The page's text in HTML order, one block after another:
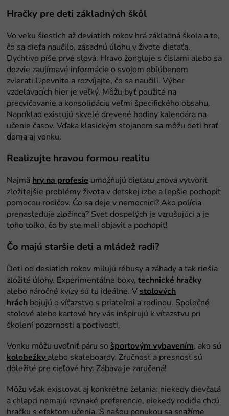
Hračky pre deti základných škôl
Vo veku šiestich až deviatich rokov hrá základná škola a to,
čo sa dieťa naučilo, zásadnú úlohu v živote dieťaťa.
Dychtivo píše prvé slová. Hravo žongluje s číslami alebo sa
dozvie zaujímavé informácie o svojom obľúbenom
zvierati.Upevnite a rozvíjajte, čo sa naučili. Výber
vzdelávacích hier je veľký. Môžu byť použité na
precvičovanie a konsolidáciu veľmi špecifického obsahu.
Napríklad existujú skvelé drevené hodiny kalendára na
učenie časov. Vďaka klasickým stojanom sa môžu deti hrať
doma aj vonku.
Realizujte hravou formou realitu
Najmä hry na profesie umožňujú dieťaťu znova vytvoriť
zložitejšie problémy života v detskej izbe a lepšie pochopiť
pomocou rodičov. Čo sa deje v nemocnici? Ako polícia
prenasleduje zločinca? Svet dospelých je vzrušujúci a je
toho toľko, čo by ste mali objaviť a pochopiť!
Čo majú staršie deti a mládež radi?
technické hračky
stolových
hrách
športovým vybavením
kolobežky